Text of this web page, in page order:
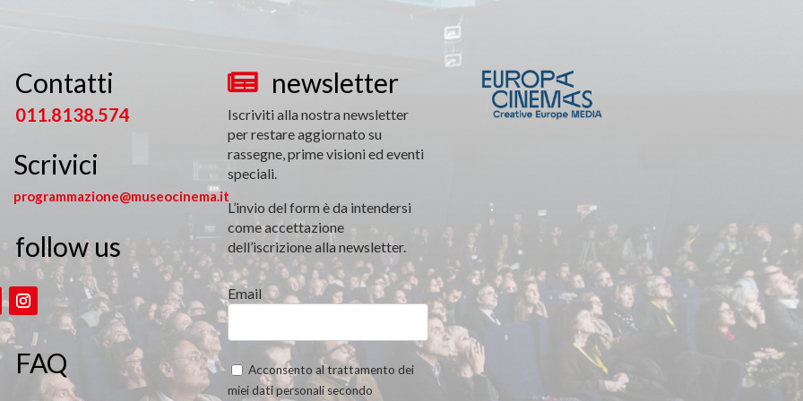
Contatti
011.8138.574
Scrivici
programmazione@museocinema.it
follow us
FAQ
 newsletter
Iscriviti alla nostra newsletter
per restare aggiornato su
rassegne, prime visioni ed eventi
speciali.
L’invio del form è da intendersi
come accettazione
dell’iscrizione alla newsletter.
Email
Acconsento al trattamento dei
miei dati personali secondo